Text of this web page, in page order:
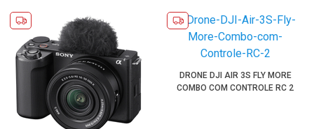
DRONE DJI AIR 3S FLY MORE
COMBO COM CONTROLE RC 2